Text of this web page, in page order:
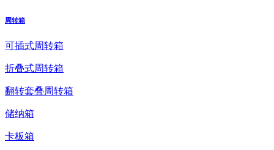
周转箱
可插式周转箱
折叠式周转箱
翻转套叠周转箱
储纳箱
卡板箱